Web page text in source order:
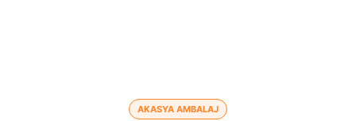
AKASYA AMBALAJ